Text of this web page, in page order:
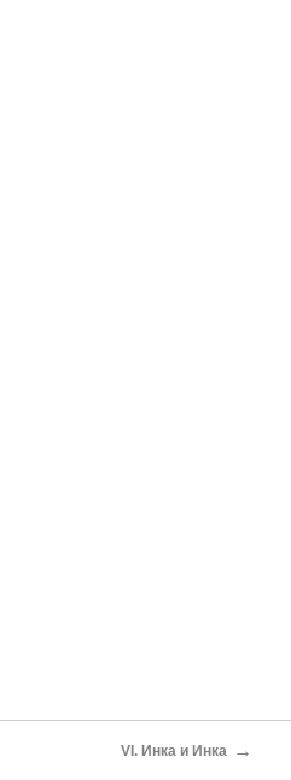
VI. Инка и Инка →